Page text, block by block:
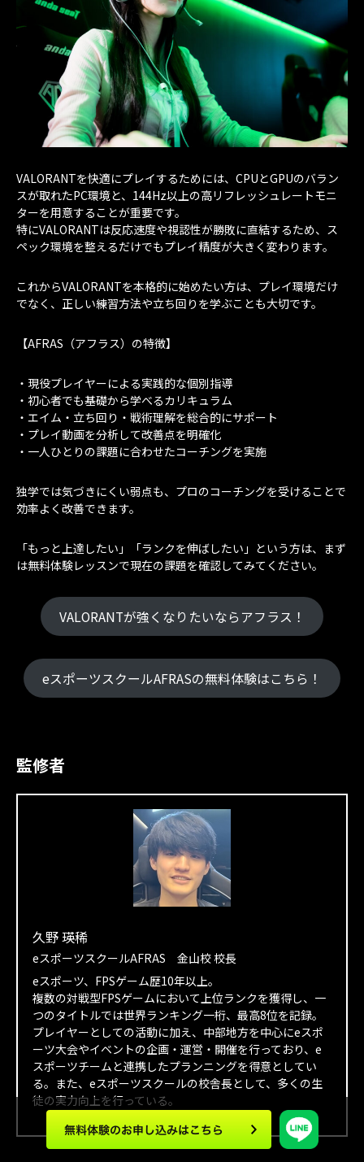
VALORANTを快適にプレイするためには、CPUとGPUのバラン
スが取れたPC環境と、144Hz以上の高リフレッシュレートモニ
ターを用意することが重要です。
特にVALORANTは反応速度や視認性が勝敗に直結するため、ス
ペック環境を整えるだけでもプレイ精度が大きく変わります。
これからVALORANTを本格的に始めたい方は、プレイ環境だけ
でなく、正しい練習方法や立ち回りを学ぶことも大切です。
【AFRAS（アフラス）の特徴】
・現役プレイヤーによる実践的な個別指導
・初心者でも基礎から学べるカリキュラム
・エイム・立ち回り・戦術理解を総合的にサポート
・プレイ動画を分析して改善点を明確化
・一人ひとりの課題に合わせたコーチングを実施
独学では気づきにくい弱点も、プロのコーチングを受けることで
効率よく改善できます。
「もっと上達したい」「ランクを伸ばしたい」という方は、まず
は無料体験レッスンで現在の課題を確認してみてください。
VALORANTが強くなりたいならアフラス！
eスポーツスクールAFRASの無料体験はこちら！
監修者
久野 瑛稀
eスポーツスクールAFRAS 金山校 校長
eスポーツ、FPSゲーム歴10年以上。
複数の対戦型FPSゲームにおいて上位ランクを獲得し、一
つのタイトルでは世界ランキング一桁、最高8位を記録。
プレイヤーとしての活動に加え、中部地方を中心にeスポ
ーツ大会やイベントの企画・運営・開催を行っており、e
スポーツチームと連携したプランニングを得意としてい
る。また、eスポーツスクールの校舎長として、多くの生
徒の実力向上を行っている。